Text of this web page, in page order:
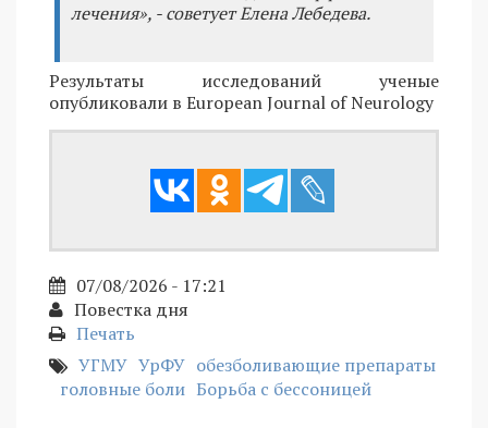
лечения», - советует Елена Лебедева.
Результаты исследований ученые
опубликовали в European Journal of Neurology
07/08/2026 - 17:21
Повестка дня
Печать
УГМУ УрФУ обезболивающие препараты
головные боли Борьба с бессоницей